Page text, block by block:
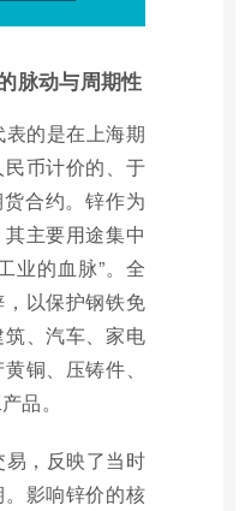
脉动与周期性
的是在上海期
币计价的、于
合约。锌作为
主要用途集中
业的血脉”。全
以保护钢铁免
、汽车、家电
铜、压铸件、
品。
，反映了当时
影响锌价的核